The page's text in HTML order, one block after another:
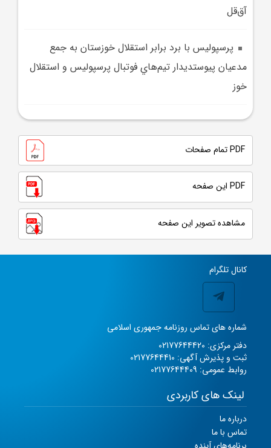
آق‌قل
پرسپوليس با برد برابر استقلال خوزستان به جمع
مدعيان پيوستديدار تيم‌هاي فوتبال پرسپوليس و استقلال
خوز
PDF تمام صفحات
PDF این صفحه
مشاهده تصویر این صفحه
کانال تلگرام
شماره های تماس روزنامه جمهوری اسلامی
دفتر مرکزی: 02177644420
ثبت و پذیرش آگهی: 02177644410
روابط عمومی: 02177644409
لینک های کاربردی
درباره ما
تماس با ما